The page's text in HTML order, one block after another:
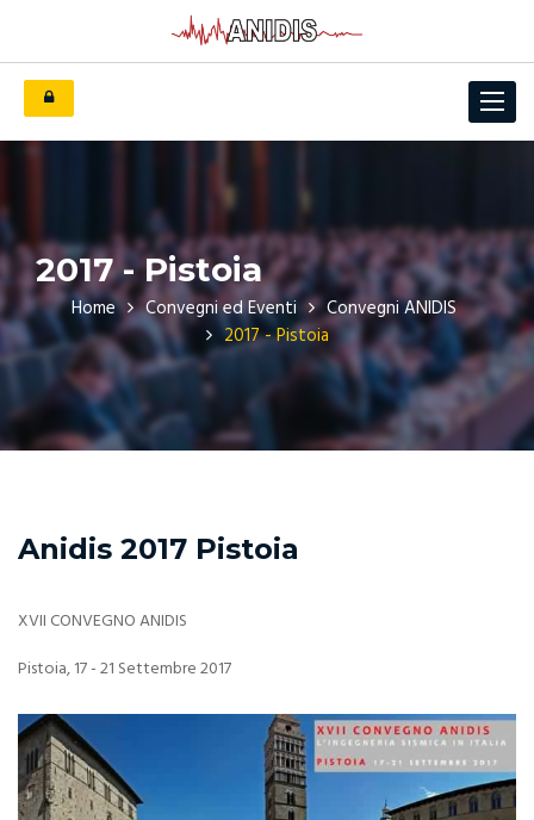
Toggle
2017 - Pistoia
Home Convegni ed Eventi
Convegni ANIDIS
2017 - Pistoia
Anidis 2017 Pistoia
XVII CONVEGNO ANIDIS
Pistoia, 17 - 21 Settembre 2017